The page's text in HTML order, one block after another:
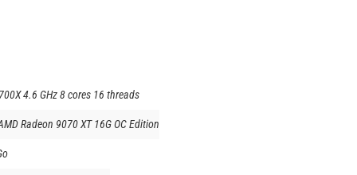
4.6 GHz 8 cores 16 threads
Radeon 9070 XT 16G OC Edition